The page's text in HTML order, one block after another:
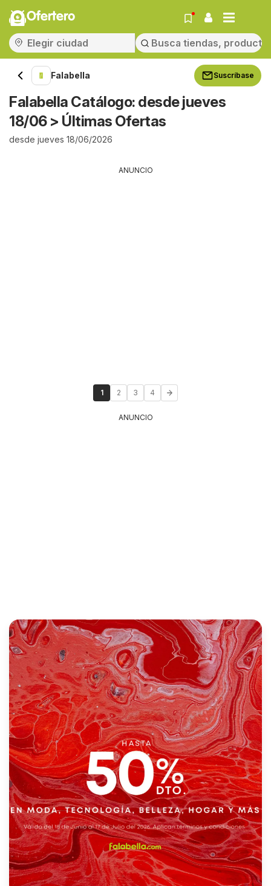
Ofertero
Falabella Suscríbase
Falabella Catálogo: desde jueves
18/06 > Últimas Ofertas
desde jueves 18/06/2026
ANUNCIO
1 2 3 4
ANUNCIO